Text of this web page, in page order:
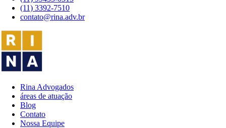
(11) 3392-7510
contato@rina.adv.br
Rina Advogados
áreas de atuação
Blog
Contato
Nossa Equipe